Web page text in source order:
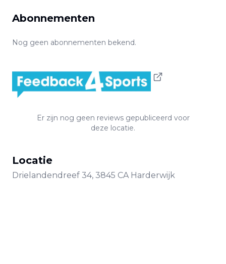
Abonnementen
Nog geen abonnementen bekend.
Er zijn nog geen reviews gepubliceerd voor
deze locatie.
Locatie
Drielandendreef 34, 3845 CA Harderwijk